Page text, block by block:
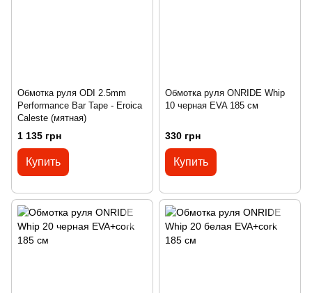
Обмотка руля ODI 2.5mm
Performance Bar Tape - Eroica
Caleste (мятная)
1 135 грн
Купить
Обмотка руля ONRIDE Whip
10 черная EVA 185 см
330 грн
Купить